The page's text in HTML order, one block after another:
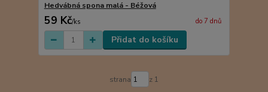
Hedvábná spona malá - Béžová
59 Kč/ks do 7 dnů
Přidat do košíku
strana z 1